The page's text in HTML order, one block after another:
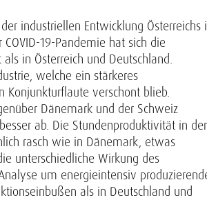
industriellen Entwicklung Österreichs
19-Pandemie hat sich die
in Österreich und Deutschland.
welche ein stärkeres
Konjunkturflaute verschont blieb.
Dänemark und der Schweiz
ab. Die Stundenproduktivität in der
rasch wie in Dänemark, etwas
unterschiedliche Wirkung des
um energieintensiv
als in Deutschland und